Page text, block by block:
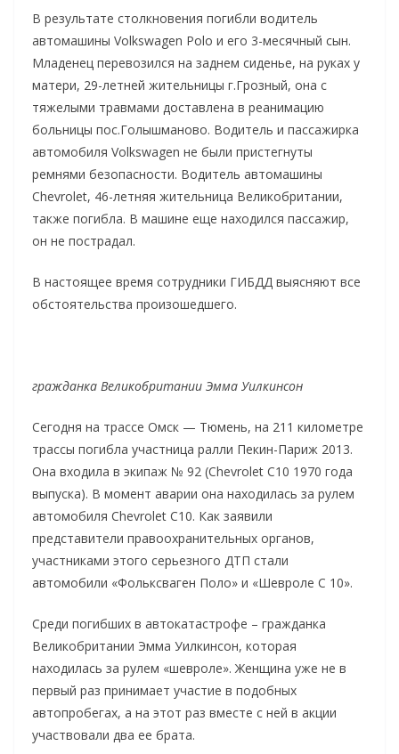
В результате столкновения погибли водитель
автомашины Volkswagen Polo и его 3-месячный сын.
Младенец перевозился на заднем сиденье, на руках у
матери, 29-летней жительницы г.Грозный, она с
тяжелыми травмами доставлена в реанимацию
больницы пос.Голышманово. Водитель и пассажирка
автомобиля Volkswagen не были пристегнуты
ремнями безопасности. Водитель автомашины
Chevrolet, 46-летняя жительница Великобритании,
также погибла. В машине еще находился пассажир,
он не пострадал.
В настоящее время сотрудники ГИБДД выясняют все
обстоятельства произошедшего.
гражданка Великобритании Эмма Уилкинсон
Сегодня на трассе Омск — Тюмень, на 211 километре
трассы погибла участница ралли Пекин-Париж 2013.
Она входила в экипаж № 92 (Chevrolet C10 1970 года
выпуска). В момент аварии она находилась за рулем
автомобиля Chevrolet C10. Как заявили
представители правоохранительных органов,
участниками этого серьезного ДТП стали
автомобили «Фольксваген Поло» и «Шевроле С 10».
Среди погибших в автокатастрофе – гражданка
Великобритании Эмма Уилкинсон, которая
находилась за рулем «шевроле». Женщина уже не в
первый раз принимает участие в подобных
автопробегах, а на этот раз вместе с ней в акции
участвовали два ее брата.